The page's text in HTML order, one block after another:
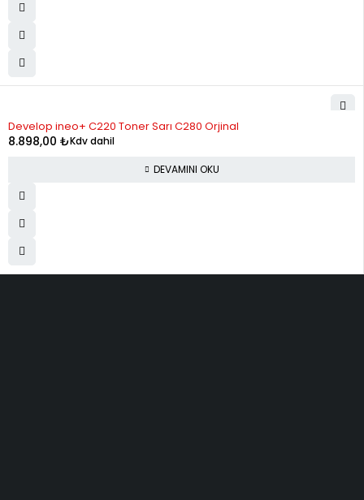
Develop ineo+ C220 Toner Sarı C280 Orjinal
8.898,00 ₺Kdv dahil
DEVAMINI OKU